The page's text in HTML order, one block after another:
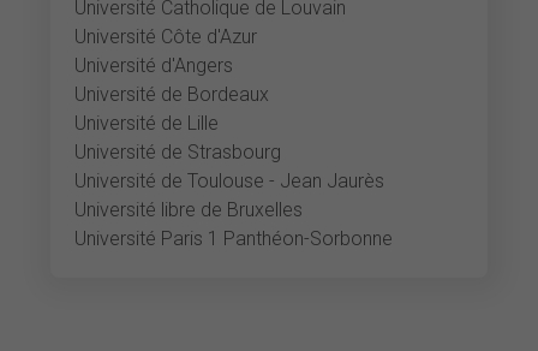
Université Catholique de Louvain
Université Côte d'Azur
Université d'Angers
Université de Bordeaux
Université de Lille
Université de Strasbourg
Université de Toulouse - Jean Jaurès
Université libre de Bruxelles
Université Paris 1 Panthéon-Sorbonne